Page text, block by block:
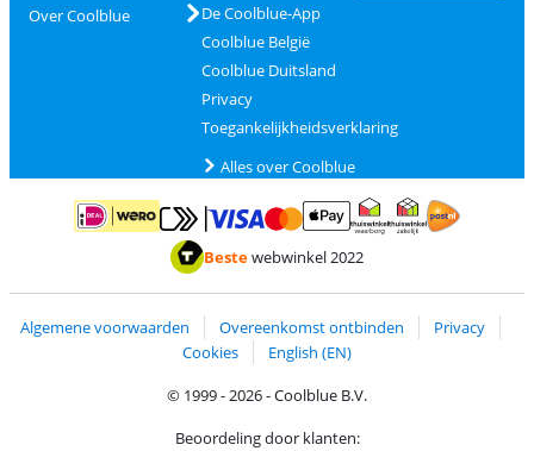
Over Coolblue
De Coolblue-App
Coolblue België
Coolblue Duitsland
Privacy
Toegankelijkheidsverklaring
Alles over Coolblue
Betalen met iDEAL | WeroBetalen met MasterCard en Visa via ClickToPay
Betalen met ApplePay
Thuiswinkel waarborg
Bestewebwinkel 2022
Algemene voorwaarden Overeenkomst ontbinden
Privacy
Cookies
English (EN)
© 1999 - 2026 - Coolblue B.V.
Beoordeling door klanten: